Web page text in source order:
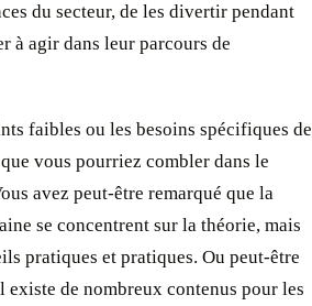
du secteur, de les divertir pendant
à agir dans leur parcours de
faibles ou les besoins spécifiques de
vous pourriez combler dans le
avez peut-être remarqué que la
se concentrent sur la théorie, mais
pratiques et pratiques. Ou peut-être
de nombreux contenus pour les